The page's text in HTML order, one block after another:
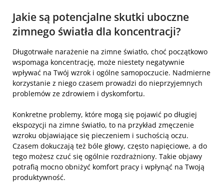
Jakie są potencjalne skutki uboczne
zimnego światła dla koncentracji?
Długotrwałe narażenie na zimne światło, choć początkowo
wspomaga koncentrację, może niestety negatywnie
wpływać na Twój wzrok i ogólne samopoczucie. Nadmierne
korzystanie z niego czasem prowadzi do nieprzyjemnych
problemów ze zdrowiem i dyskomfortu.
Konkretne problemy, które mogą się pojawić po długiej
ekspozycji na zimne światło, to na przykład zmęczenie
wzroku objawiające się pieczeniem i suchością oczu.
Czasem dokuczają też bóle głowy, często napięciowe, a do
tego możesz czuć się ogólnie rozdrażniony. Takie objawy
potrafią mocno obniżyć komfort pracy i wpłynąć na Twoją
produktywność.